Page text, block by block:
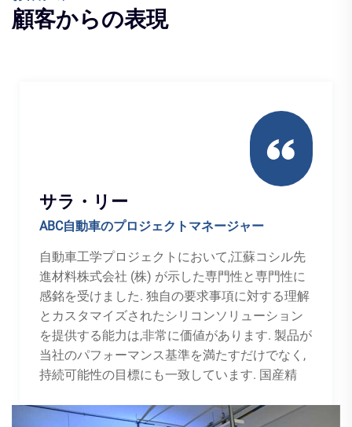
顧客からの表現
サラ・リー
ABC自動車のプロジェクトマネージャー
自動車工学プロジェクトにおいて,江蘇コシル先
進材料株式会社 (株) が示した専門性と専門性に
感銘を受けました. 独自の要求事項に対する理解
とカスタマイズされたシリコンソリューション
を提供する能力は,非常に価値があります. 製品が
当社のパフォーマンス基準を満たすだけでなく,
持続可能性の目標にも一致しています. 国産精